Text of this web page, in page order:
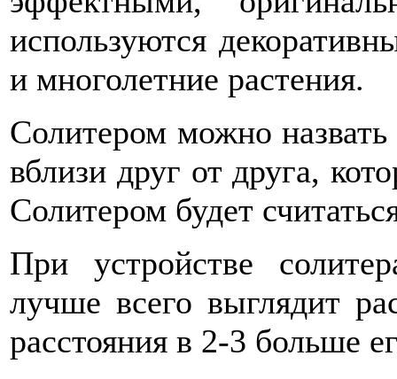
используются
и многолетние растения.
Солитером можно назвать
вблизи друг от друга,
Солитером будет
При устройстве
лучше всего выглядит
расстояния в 2-3 больше